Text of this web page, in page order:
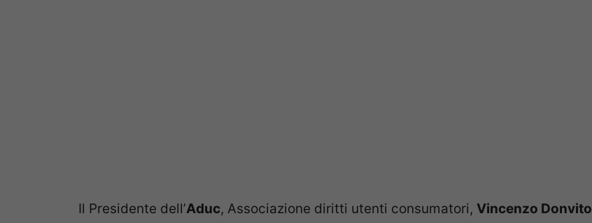
Il Presidente dell’Aduc, Associazione diritti utenti consumatori, Vincenzo Donvito